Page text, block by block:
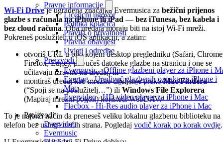
Pravne informacije
Licencni ugovor
Politika kolačića
Pravila o privatnosti
Pravna obavijest
Uvjeti i odredbe
Proizvodi
Evermusic - Offline glazbeni player za iPhone i
Evertag - Uređivač glazbenih oznaka za iPhone i
Mac
Evervideo - HD video player za iPhone i Mac
Flacbox - Hi-Res audio player za iPhone i Mac
Proizvodi
Evervideo
Evermusic
Wi-Fi Driveje ugrađena značajka Evermusica za bežični prijenos
glazbe s računala na iPhone ili iPad — bez iTunesa, bez kabela i
bez cloud računa. Oba uređaja moraju biti na istoj Wi-Fi mreži.
Pokreneš poslužitelj u iOS aplikaciji, a zatim:
otvoriš URL u bilo kojem desktop pregledniku (Safari,
Firefox, Edge), povučeš datoteke glazbe na stranicu i one se
učitavaju izravno na uređaj, ili
montiraš uređaj kao mrežno dijeljenje prekoMac Findera
(“Spoji se na poslužitelj…”) ili Windows File Explorera
(Mapiraj mrežni pogon) koristeći WebDAV.
To je najbrži način da preneseš veliku lokalnu glazbenu biblioteku na
telefon bez usluga trećih strana. Pogledaj vodič korak po korak ovdje.